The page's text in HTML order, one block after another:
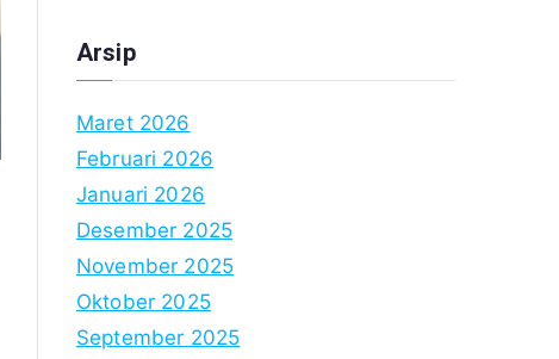
Arsip
Maret 2026
Februari 2026
Januari 2026
Desember 2025
November 2025
Oktober 2025
September 2025